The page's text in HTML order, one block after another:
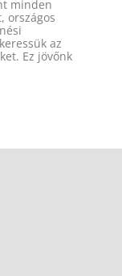
minden
országos
az
Ez jövőnk